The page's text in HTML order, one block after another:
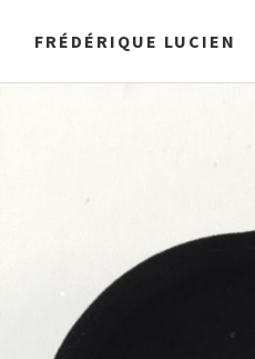
FRÉDÉRIQUE LUCIEN